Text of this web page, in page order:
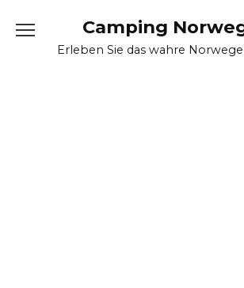
Camping
Erleben Sie das wahre